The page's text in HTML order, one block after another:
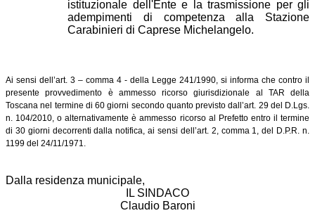
istituzionale dell'Ente e la trasmissione per gli
adempimenti di competenza alla Stazione
Carabinieri di Caprese Michelangelo.
Ai sensi dell’art. 3 – comma 4 - della Legge 241/1990, si informa che contro il
presente provvedimento è ammesso ricorso giurisdizionale al TAR della
Toscana nel termine di 60 giorni secondo quanto previsto dall’art. 29 del D.Lgs.
n. 104/2010, o alternativamente è ammesso ricorso al Prefetto entro il termine
di 30 giorni decorrenti dalla notifica, ai sensi dell’art. 2, comma 1, del D.P.R. n.
1199 del 24/11/1971.
Dalla residenza municipale,
IL SINDACO
Claudio Baroni